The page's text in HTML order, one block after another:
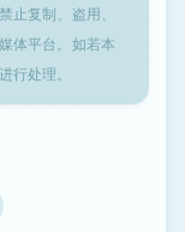
止复制、盗用、
体平台。如若本
行处理。